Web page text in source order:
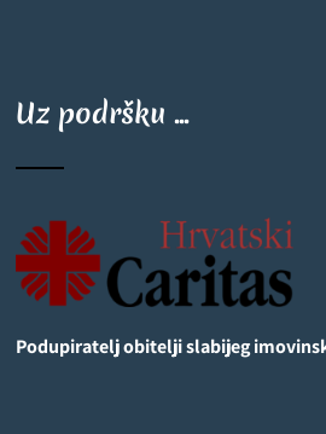
Uz podršku ...
Podupiratelj obitelji slabijeg